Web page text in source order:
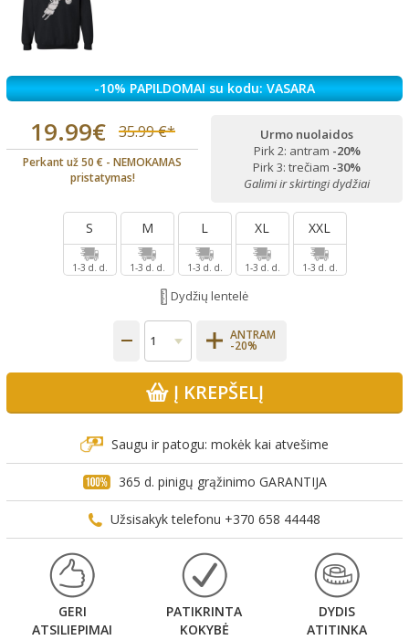
-10% PAPILDOMAI su kodu: VASARA
19.99€ 35.99 €*
Perkant už 50 € - NEMOKAMAS
pristatymas!
Urmo nuolaidos
Pirk 2: antram -20%
Pirk 3: trečiam -30%
Galimi ir skirtingi dydžiai
S
1-3 d. d.
M
1-3 d. d.
L
1-3 d. d.
XL
1-3 d. d.
XXL
1-3 d. d.
Dydžių lentelė
ANTRAM
-20%
Į KREPŠELĮ
Saugu ir patogu: mokėk kai atvešime
365 d. pinigų grąžinimo GARANTIJA
Užsisakyk telefonu +370 658 44448
GERI
ATSILIEPIMAI
PATIKRINTA
KOKYBĖ
DYDIS
ATITINKA